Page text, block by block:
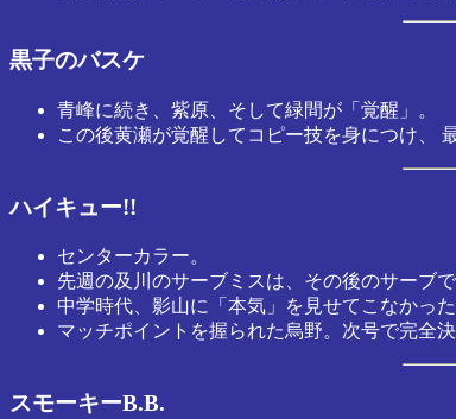
黒子のバスケ
青峰に続き、紫原、そして緑間が「覚醒」。
この後黄瀬が覚醒してコピー技を身につけ、
ハイキュー!!
センターカラー。
先週の及川のサーブミスは、その後のサーブ
中学時代、影山に「本気」を見せてこなかっ
マッチポイントを握られた烏野。次号で完全
スモーキーB.B.